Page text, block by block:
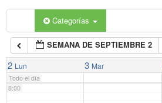
Categorías
SEMANA DE SEPTIEMBRE 2
2 Lun 3 Mar
Todo el día
7:00
8:00